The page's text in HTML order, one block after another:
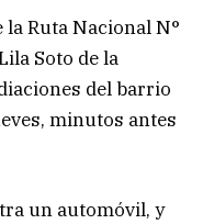
Ruta Nacional N°
Soto de la
del barrio
minutos antes
un automóvil, y